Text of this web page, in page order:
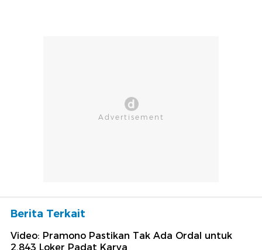
Berita Terkait
Video: Pramono Pastikan Tak Ada Ordal untuk
2.843 Loker Padat Karya